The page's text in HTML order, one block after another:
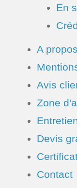
En
A
Avis
Zone
Devis
Contact